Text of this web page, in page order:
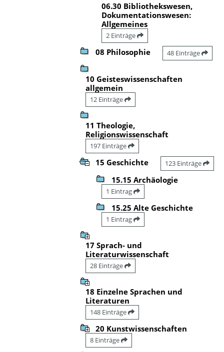
06.30 Bibliothekswesen,
Dokumentationswesen:
Allgemeines
2 Einträge
08 Philosophie 48 Einträge
10 Geisteswissenschaften
allgemein
12 Einträge
11 Theologie,
Religionswissenschaft
197 Einträge
15 Geschichte 123 Einträge
15.15 Archäologie
1 Eintrag
15.25 Alte Geschichte
1 Eintrag
17 Sprach- und
Literaturwissenschaft
28 Einträge
18 Einzelne Sprachen und
Literaturen
148 Einträge
20 Kunstwissenschaften
8 Einträge